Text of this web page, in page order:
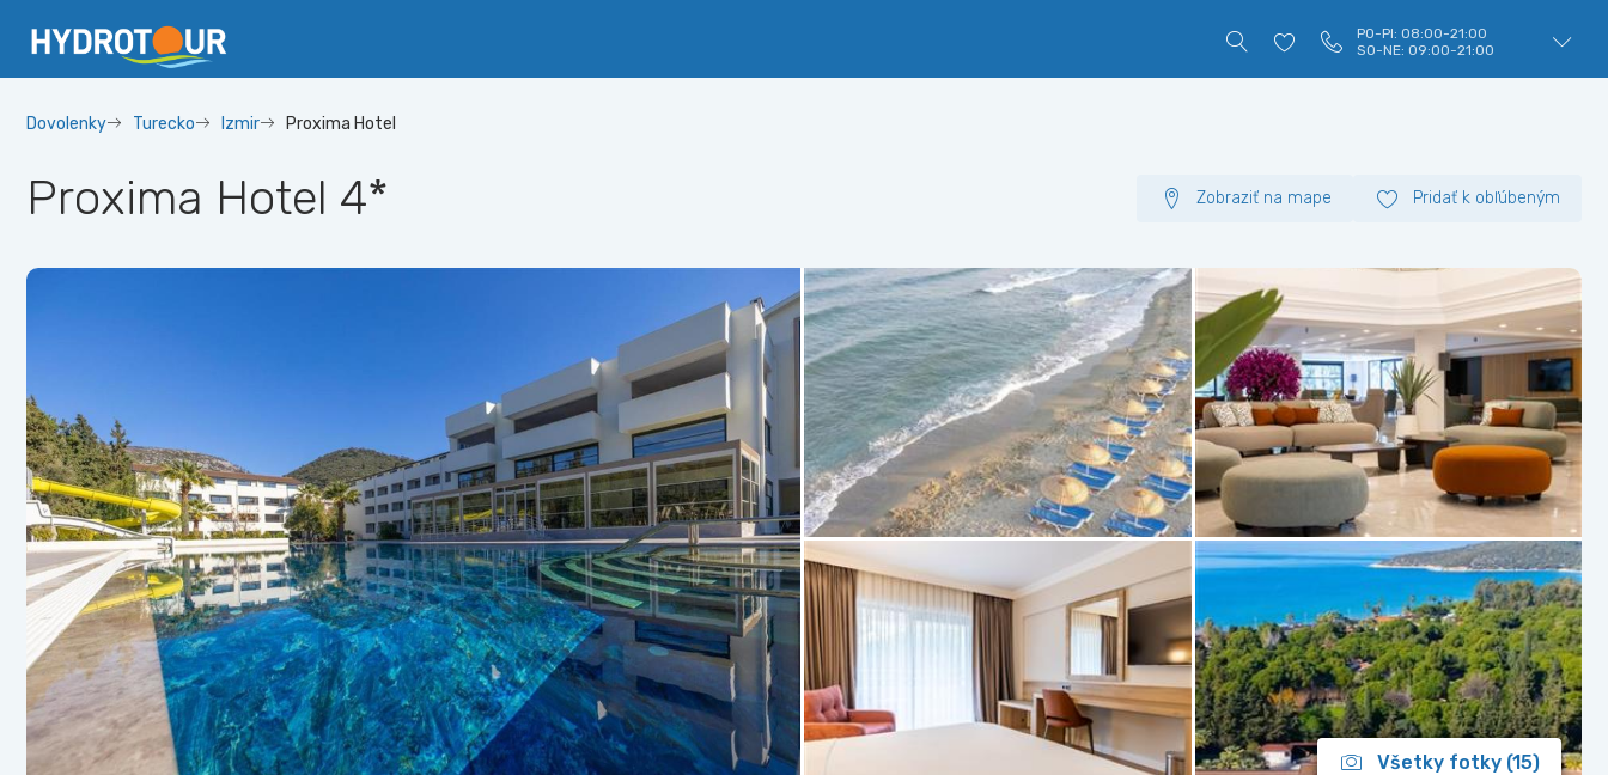
PO-PI: 08:00-21:00
SO-NE: 09:00-21:00
Dovolenky Turecko Izmir Proxima Hotel
Proxima Hotel 4* Zobraziť na mape Pridať k obľúbeným
Všetky fotky (15)